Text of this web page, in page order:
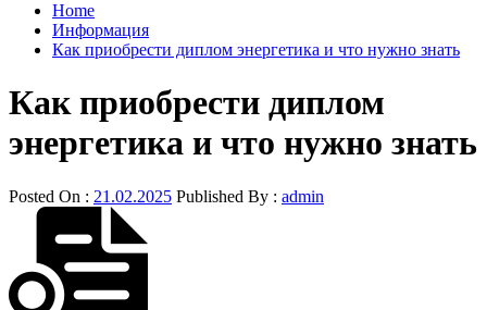
Home
Информация
Как приобрести диплом энергетика и что нужно знать
Как приобрести диплом
энергетика и что нужно знать
Posted On : 21.02.2025 Published By : admin